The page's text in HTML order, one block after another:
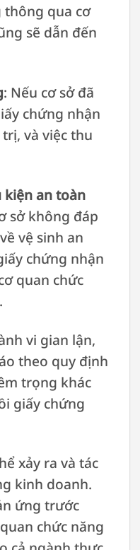
qua cơ
sẽ dẫn đến
: Nếu cơ sở đã
chứng nhận
và việc thu
kiện an toàn
sở không đáp
vệ sinh an
chứng nhận
quan chức
vi gian lận,
theo quy định
trọng khác
giấy chứng
xảy ra và tác
kinh doanh.
ứng trước
chức năng